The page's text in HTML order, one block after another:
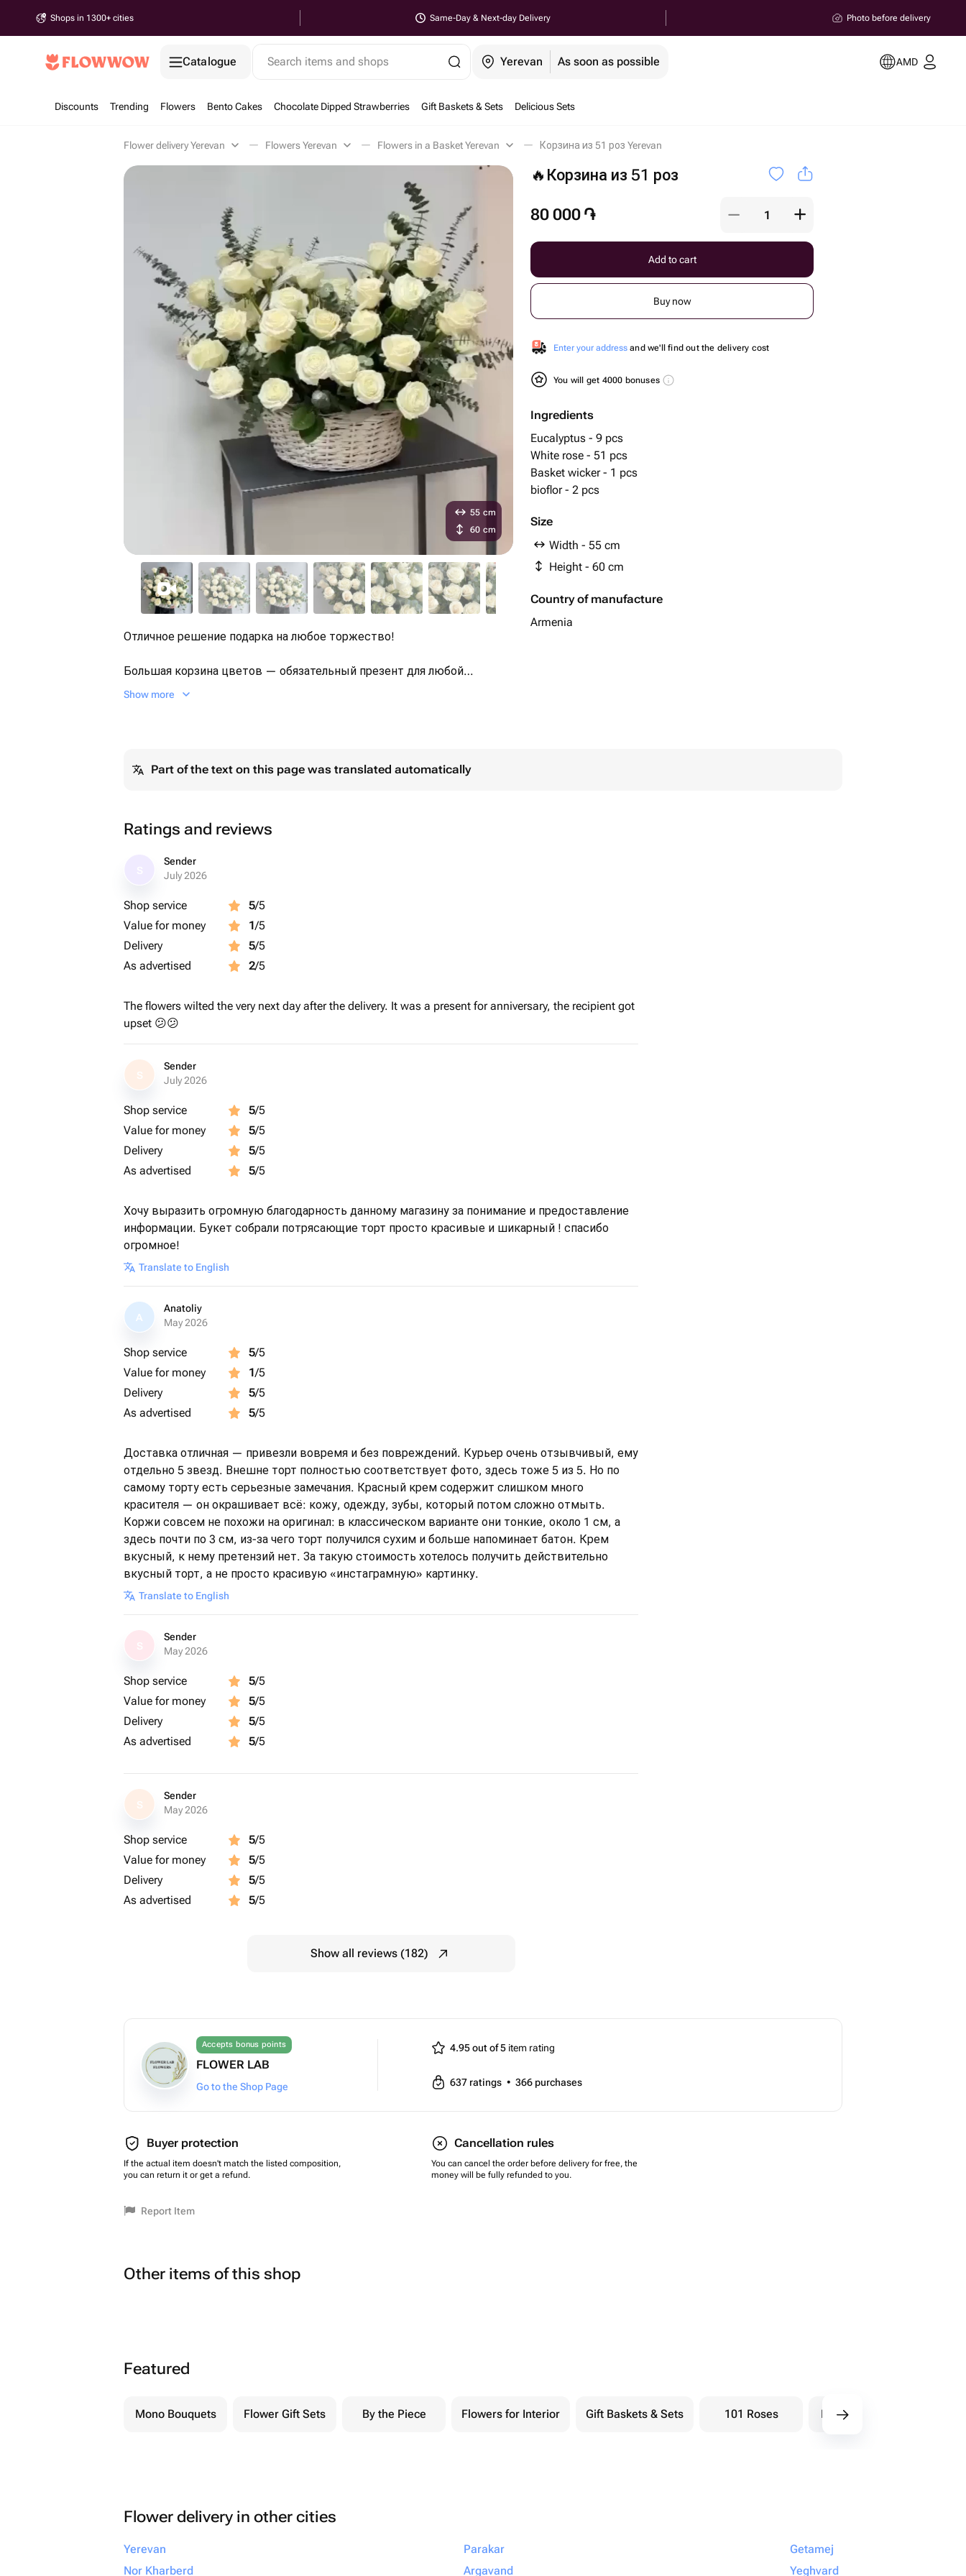
Shops in 1300+ cities Same-Day & Next-day Delivery Photo before delivery
Catalogue Search items and shops Yerevan As soon as possible AMD
Discounts Trending Flowers Bento Cakes Chocolate Dipped Strawberries Gift Baskets & Sets Delicious Sets
Flower delivery Yerevan Flowers Yerevan Flowers in a Basket Yerevan Корзина из 51 роз Yerevan
🔥Корзина из 51 роз
80 000 ֏
Add to cart
Buy now
Enter your address and we'll find out the delivery cost
You will get 4000 bonuses
Ingredients
Eucalyptus - 9 pcs
White rose - 51 pcs
Basket wicker - 1 pcs
bioflor - 2 pcs
Size
Width - 55 cm
Height - 60 cm
Country of manufacture
Armenia
55 cm
60 cm
Отличное решение подарка на любое торжество!
Большая корзина цветов — обязательный презент для любой
представительницы прекрасной половины человечества. Цветы –
упаковки, напишите об этом в комментарии к заказу, мы
Show more
Part of the text on this page was translated automatically
Ratings and reviews
Sender
July 2026
Shop service 5/5
Value for money
1/5
Delivery
5/5
As advertised
2/5
The flowers wilted the very next day after the delivery. It was a present for anniversary, the recipient got
upset 😕😕
S
Sender
July 2026
Shop service 5/5
Value for money
5/5
Delivery
5/5
As advertised
5/5
Хочу выразить огромную благодарность данному магазину за понимание и предоставление
информации. Букет собрали потрясающие торт просто красивые и шикарный ! спасибо
огромное!
Translate to English
A
Anatoliy
May 2026
Shop service 5/5
Value for money
1/5
Delivery
5/5
As advertised
5/5
Доставка отличная — привезли вовремя и без повреждений. Курьер очень отзывчивый, ему
отдельно 5 звезд. Внешне торт полностью соответствует фото, здесь тоже 5 из 5. Но по
самому торту есть серьезные замечания. Красный крем содержит слишком много
красителя — он окрашивает всё: кожу, одежду, зубы, который потом сложно отмыть.
Коржи совсем не похожи на оригинал: в классическом варианте они тонкие, около 1 см, а
здесь почти по 3 см, из-за чего торт получился сухим и больше напоминает батон. Крем
вкусный, к нему претензий нет. За такую стоимость хотелось получить действительно
вкусный торт, а не просто красивую «инстаграмную» картинку.
Translate to English
Sender
May 2026
Shop service 5/5
Value for money
5/5
Delivery
5/5
As advertised
5/5
S
Sender
May 2026
Shop service 5/5
Value for money
5/5
Delivery
5/5
As advertised
5/5
Show all reviews (182)
Accepts bonus points
FLOWER LAB
Go to the Shop Page
4.95 out of 5 item rating
637 ratings • 366 purchases
Buyer protection
If the actual item doesn't match the listed composition,
you can return it or get a refund.
Cancellation rules
You can cancel the order before delivery for free, the
money will be fully refunded to you.
Report Item
Other items of this shop
Featured
Mono Bouquets Flower Gift Sets By the Piece Flowers for Interior Gift Baskets & Sets 101 Roses Bouquets berry
Flower delivery in other cities
Yerevan
Nor Kharberd
Parakar
Argavand
Getamej
Yeghvard